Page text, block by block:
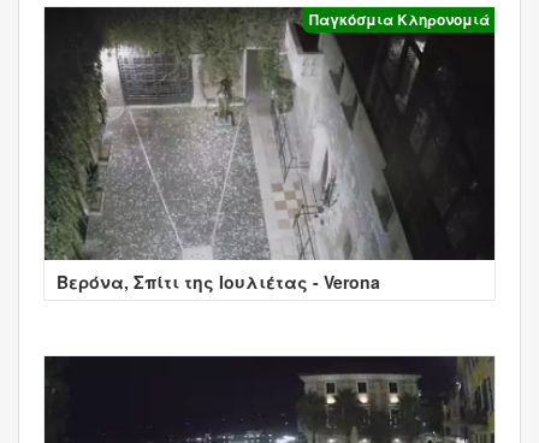
Παγκόσμια Κληρονομιά
Βερόνα, Σπίτι της Ιουλιέτας - Verona